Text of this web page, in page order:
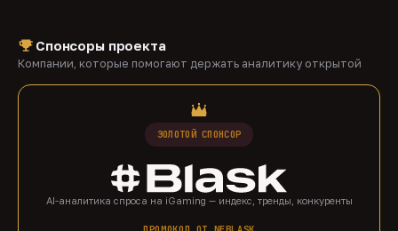
Спонсоры проекта
Компании, которые помогают держать аналитику открытой
ЗОЛОТОЙ СПОНСОР
AI-аналитика спроса на iGaming — индекс, тренды, конкуренты